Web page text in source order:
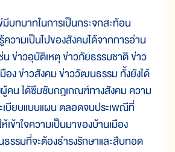
าทในการเป็นกระจกสะท้อน
วามเป็นไปของสังคมได้จากการอ่าน
ข่าวอุบัติเหตุ ข่าวภัยธรรมชาติ ข่าว
อง ข่าวสังคม ข่าววัฒนธรรม ทั้งยังได้
คน ได้ซึมซับกฎเกณฑ์ทางสังคม ความ
เบียบแบบแผน ตลอดจนประเพณีที่
ข้าใจความเป็นมาของบ้านเมือง
รรมที่จะต้องธำรงรักษาและสืบทอด